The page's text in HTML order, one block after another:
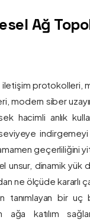
Ağ
protokolleri,
modern siber
hacimli anlık
geçerliliğini
unsur, dinamik yük
ne ölçüde kararlı
tanımlayan bir
ağa katılım